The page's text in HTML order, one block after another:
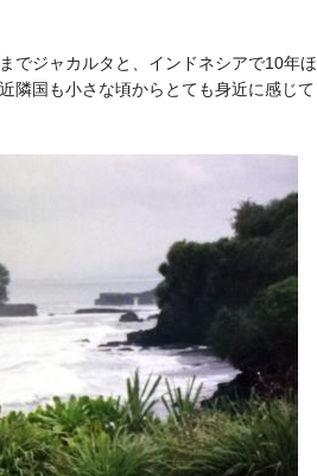
でジャカルタと、インドネシアで10年ほ
隣国も小さな頃からとても身近に感じて